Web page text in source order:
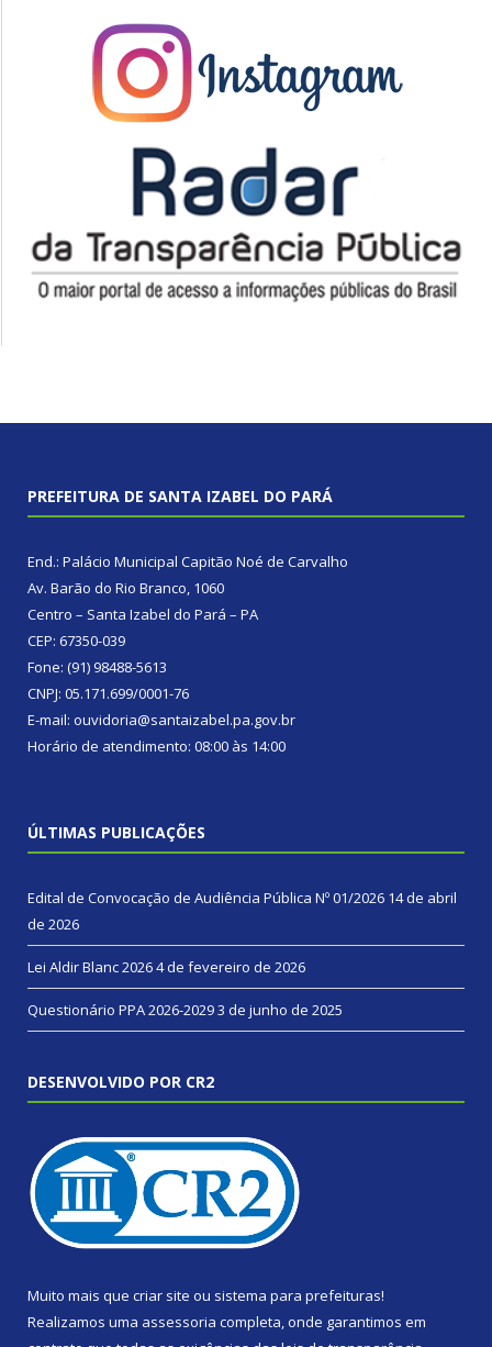
PREFEITURA DE SANTA IZABEL DO PARÁ
End.: Palácio Municipal Capitão Noé de Carvalho
Av. Barão do Rio Branco, 1060
Centro – Santa Izabel do Pará – PA
CEP: 67350-039
Fone: (91) 98488-5613
CNPJ: 05.171.699/0001-76
E-mail: ouvidoria@santaizabel.pa.gov.br
Horário de atendimento: 08:00 às 14:00
ÚLTIMAS PUBLICAÇÕES
Edital de Convocação de Audiência Pública Nº 01/2026 14 de abril
de 2026
Lei Aldir Blanc 20264 de fevereiro de 2026
Questionário PPA 2026-20293 de junho de 2025
DESENVOLVIDO POR CR2
Muito mais que criar site ou sistema para prefeituras!
Realizamos uma assessoria completa, onde garantimos em